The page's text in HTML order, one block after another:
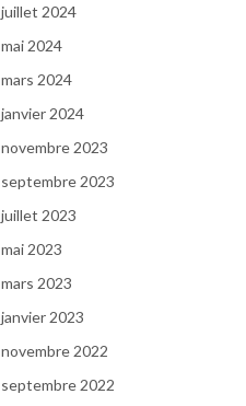
juillet 2024
mai 2024
mars 2024
janvier 2024
novembre 2023
septembre 2023
juillet 2023
mai 2023
mars 2023
janvier 2023
novembre 2022
septembre 2022